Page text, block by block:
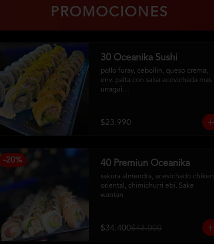
PROMOCIONES
30 Oceanika Sushi
pollo furay, cebollin, queso crema,
env. palta con salsa acevichada mas
unagui
salmon furay, palta, cebollin, env.
panko con salsa maracuya
$23.990
-20% 40 Premiun Oceanika
sakura almendra, acevichado chiken
oriental, chimichurri ebi, Sake
wantan
$34.400$43.000